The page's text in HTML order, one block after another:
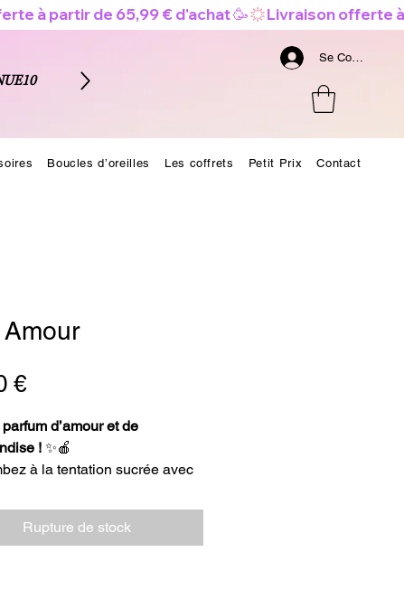
Se Connecter
Boucles d’oreilles Les coffrets Petit Prix Contact
€Prix
d’amour et de
! ✨🍎
à la tentation sucrée avec
:
Rupture de stock